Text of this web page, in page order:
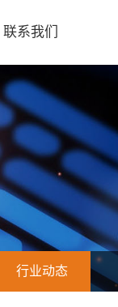
联系我们
行业动态